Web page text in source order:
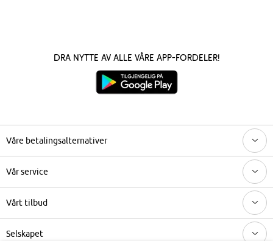
Dra nytte av alle våre app-fordeler!
Våre betalingsalternativer
Vår service
Vårt tilbud
Selskapet